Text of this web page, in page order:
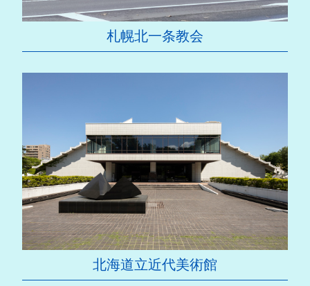
札幌北一条教会
北海道立近代美術館